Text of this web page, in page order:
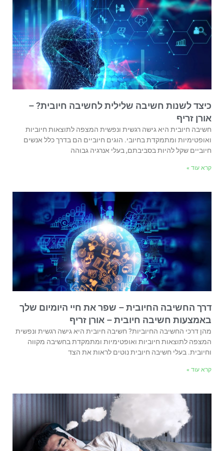
כיצד לשנות חשיבה שלילית לחשיבה חיובית? –
אורן זריף
חשיבה חיובית היא גישה רגשית ונפשית המצפה לתוצאות חיוביות
ואופטימיות ומתמקדת בחיובי. הוגים חיוביים הם בדרך כלל אנשים
חיוביים שקל להיות בסביבתם, בעלי אנרגיה גבוהה
קרא עוד »
דרך החשיבה החיובית – שפר את חיי היומיום שלך
באמצעות חשיבה חיובית – אורן זריף
מהן דרכי החשיבה החיוביות? חשיבה חיובית היא גישה רגשית ונפשית
המצפה לתוצאות חיוביות ואופטימיות ומתמקדת בחשיבה מקווה
וחיובית. בעלי חשיבה חיובית נוטים לראות את הצד
קרא עוד »